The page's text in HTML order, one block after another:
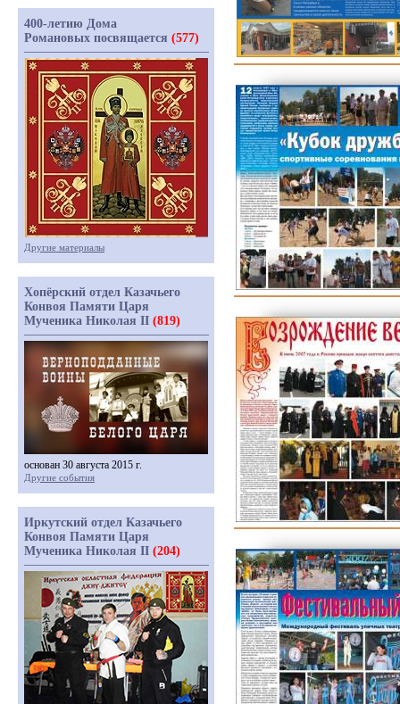
400-летию Дома
Романовых посвящается (577)
Другие материалы
Хопёрский отдел Казачьего
Конвоя Памяти Царя
Мученика Николая II (819)
основан 30 августа 2015 г.
Другие события
Иркутский отдел Казачьего
Конвоя Памяти Царя
Мученика Николая II (204)